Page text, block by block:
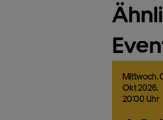
Mittwoch,
Okt2026,
20:00 Uhr